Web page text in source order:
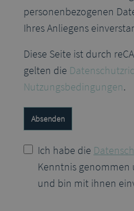
personenbezogenen
Ihres Anliegens
Diese Seite ist durch
gelten die
Nutzungsbedingungen.
Absenden
Ich habe die
Kenntnis genommen
und bin mit ihnen